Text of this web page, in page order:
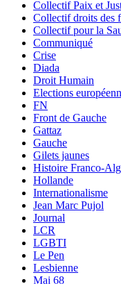
Collectif Paix et
Collectif droits des
Collectif pour la
Communiqué
Crise
Diada
Droit Humain
Elections
FN
Front de Gauche
Gattaz
Gauche
Gilets jaunes
Histoire Franco-
Hollande
Internationalisme
Jean Marc Pujol
Journal
LCR
LGBTI
Le Pen
Lesbienne
Mai 68